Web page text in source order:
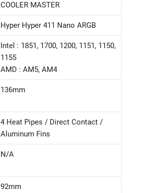
COOLER MASTER
Hyper Hyper 411 Nano ARGB
Intel : 1851, 1700, 1200, 1151, 1150,
1155
AMD : AM5, AM4
136mm
4 Heat Pipes / Direct Contact /
Aluminum Fins
N/A
92mm